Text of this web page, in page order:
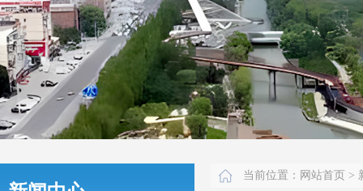
当前位置： 网站首页 >